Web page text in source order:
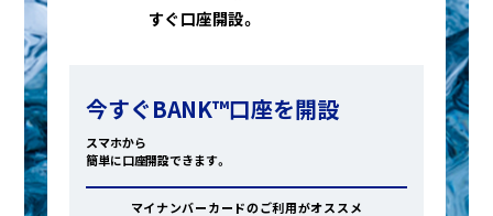
すぐ口座開設。
今すぐBANK™口座を開設
スマホから
簡単に口座開設できます。
マイナンバーカードのご利用がオススメ